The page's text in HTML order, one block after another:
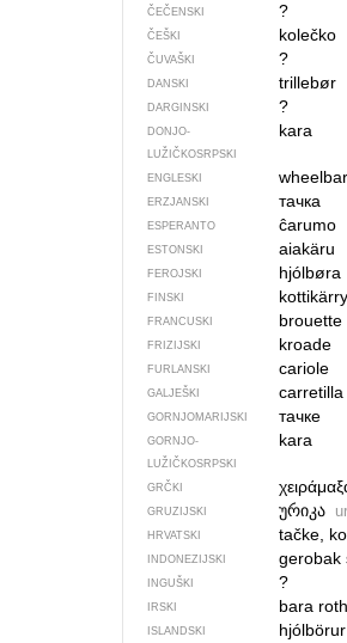
ČEČENSKI ?
ČEŠKI kolečko
ČUVAŠKI ?
DANSKI trillebør
DARGINSKI ?
DONJO­
LUŽIČKOSRPSKI
kara
ENGLESKI
ERZJANSKI тачка
ESPERANTO ĉarumo
ESTONSKI aiakäru
FEROJSKI hjólbøra
FINSKI kottikärry
FRANCUSKI brouette
FRIZIJSKI kroade
FURLANSKI cariole
GALJEŠKI carretilla
GORNJOMARIJSKI тачке
GORNJO­
LUŽIČKOSRPSKI
kara
GRČKI
GRUZIJSKI ურიკა
HRVATSKI tačke,
INDONEZIJSKI gerobak
INGUŠKI ?
IRSKI bara
ISLANDSKI hjólbörur